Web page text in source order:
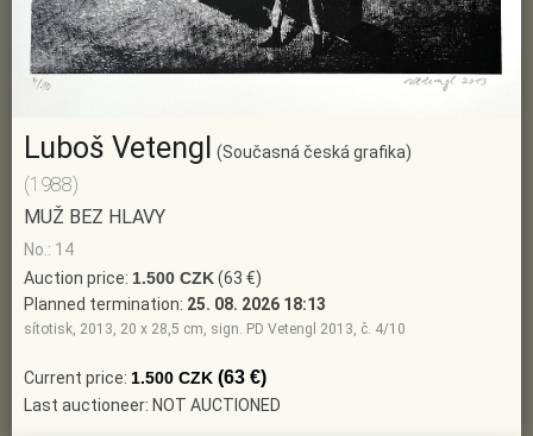
Luboš Vetengl (Současná česká grafika)
(1988)
MUŽ BEZ HLAVY
No.: 14
Auction price: 1.500 CZK(63 €)
Planned termination: 25. 08. 2026 18:13
sítotisk, 2013, 20 x 28,5 cm, sign. PD Vetengl 2013, č. 4/10
Current price: 1.500 CZK (63 €)
Last auctioneer: NOT AUCTIONED